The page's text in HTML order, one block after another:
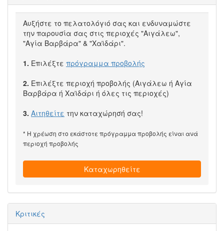
Αυξήστε το πελατολόγιό σας και ενδυναμώστε
την παρουσία σας στις περιοχές "Αιγάλεω",
"Αγία Βαρβάρα" & "Χαϊδάρι".
1. Επιλέξτε πρόγραμμα προβολής
2. Επιλέξτε περιοχή προβολής (Αιγάλεω ή Αγία
Βαρβάρα ή Χαϊδάρι ή όλες τις περιοχές)
3. Αιτηθείτε την καταχώρησή σας!
* Η χρέωση στο εκάστοτε πρόγραμμα προβολής είναι ανά
περιοχή προβολής
Καταχωρηθείτε
Κριτικές